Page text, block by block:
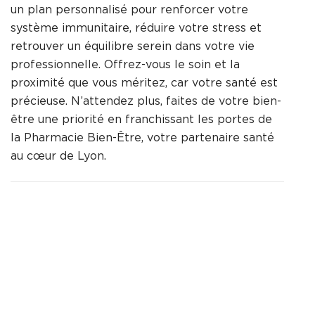
un plan personnalisé pour renforcer votre
système immunitaire, réduire votre stress et
retrouver un équilibre serein dans votre vie
professionnelle. Offrez-vous le soin et la
proximité que vous méritez, car votre santé est
précieuse. N’attendez plus, faites de votre bien-
être une priorité en franchissant les portes de
la Pharmacie Bien-Être, votre partenaire santé
au cœur de Lyon.